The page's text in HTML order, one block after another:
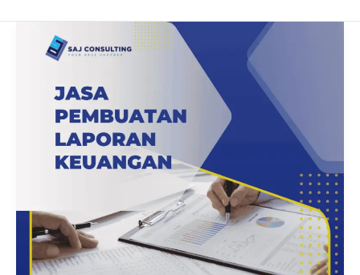
Pembuatan
Laporan
Keuangan
Profesional
Bersama
Consulting